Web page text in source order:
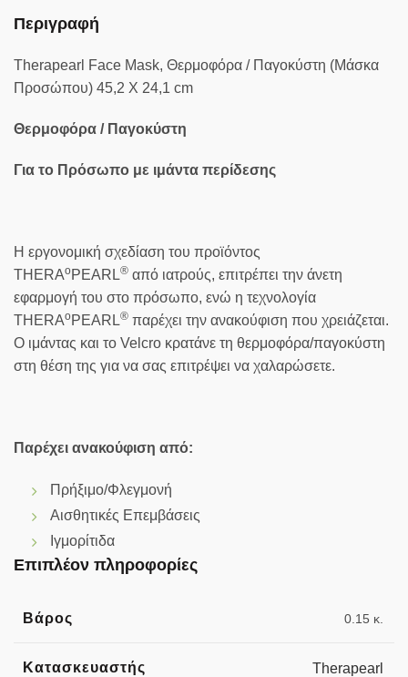
Περιγραφή
Therapearl Face Mask, Θερμοφόρα / Παγοκύστη (Μάσκα
Προσώπου) 45,2 X 24,1 cm
Θερμοφόρα / Παγοκύστη
Για το Πρόσωπο με ιμάντα περίδεσης
Η εργονομική σχεδίαση του προϊόντος
THERAoPEARL® από ιατρούς, επιτρέπει την άνετη
εφαρμογή του στο πρόσωπο, ενώ η τεχνολογία
THERAoPEARL® παρέχει την ανακούφιση που χρειάζεται.
Ο ιμάντας και το Velcro κρατάνε τη θερμοφόρα/παγοκύστη
στη θέση της για να σας επιτρέψει να χαλαρώσετε.
Παρέχει ανακούφιση από:
Πρήξιμο/Φλεγμονή
Αισθητικές Επεμβάσεις
Ιγμορίτιδα
Επιπλέον πληροφορίες
Βάρος 0.15 κ.
Κατασκευαστής Therapearl